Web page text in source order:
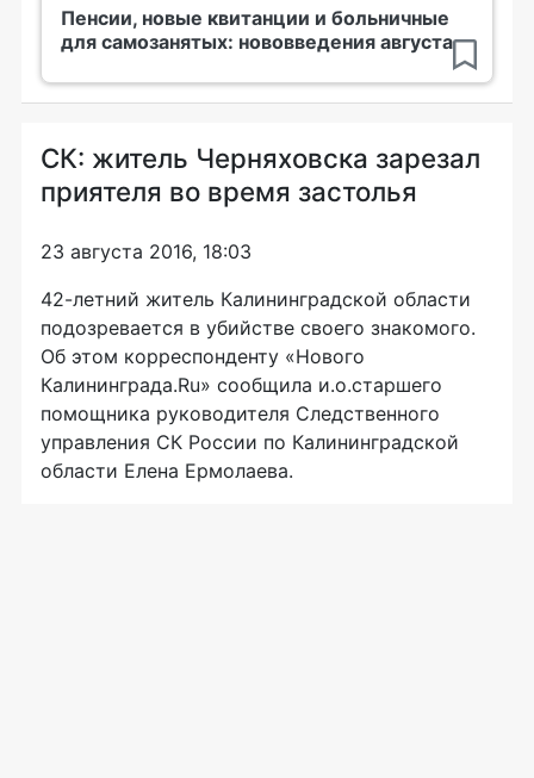
Пенсии, новые квитанции и больничные
для самозанятых: нововведения августа
СК: житель Черняховска зарезал
приятеля во время застолья
23 августа 2016, 18:03
42-летний житель Калининградской области
подозревается в убийстве своего знакомого.
Об этом корреспонденту «Нового
Калининграда.Ru» сообщила и.о.старшего
помощника руководителя Следственного
управления СК России по Калининградской
области Елена Ермолаева.